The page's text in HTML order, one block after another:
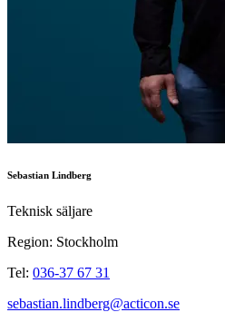
Sebastian Lindberg
Teknisk säljare
Region: Stockholm
Tel: 036-37 67 31
sebastian.lindberg@acticon.se